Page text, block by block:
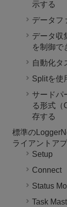
示する
データフ
データ収
を制御で
自動化タ
Splitを使
サードパ
る形式（
存する
標準の
ライアントア
Setup
Connect
Status
Task